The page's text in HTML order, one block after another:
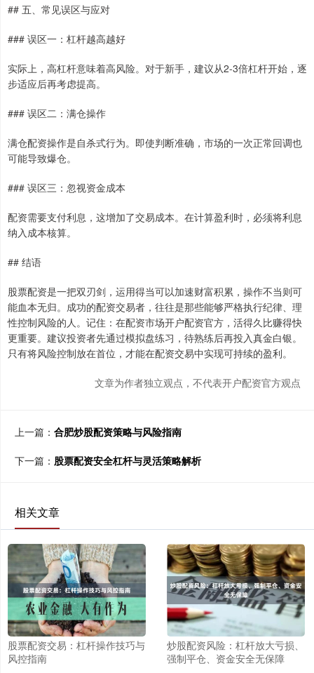
## 五、常见误区与应对
### 误区一：杠杆越高越好
实际上，高杠杆意味着高风险。对于新手，建议从2-3倍杠杆开始，逐
步适应后再考虑提高。
### 误区二：满仓操作
满仓配资操作是自杀式行为。即使判断准确，市场的一次正常回调也
可能导致爆仓。
### 误区三：忽视资金成本
配资需要支付利息，这增加了交易成本。在计算盈利时，必须将利息
纳入成本核算。
## 结语
股票配资是一把双刃剑，运用得当可以加速财富积累，操作不当则可
能血本无归。成功的配资交易者，往往是那些能够严格执行纪律、理
性控制风险的人。记住：在配资市场开户配资官方，活得久比赚得快
更重要。建议投资者先通过模拟盘练习，待熟练后再投入真金白银。
只有将风险控制放在首位，才能在配资交易中实现可持续的盈利。
文章为作者独立观点，不代表开户配资官方观点
上一篇： 合肥炒股配资策略与风险指南
下一篇： 股票配资安全杠杆与灵活策略解析
相关文章
股票配资交易：杠杆操作技巧与
风控指南
炒股配资风险：杠杆放大亏损、
强制平仓、资金安全无保障